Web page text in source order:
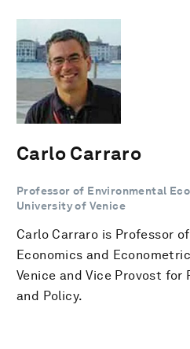
Carlo Carraro
Professor of Environmental
University of Venice
Carlo Carraro is Professor
Economics and
Venice and Vice Provost for
and Policy.